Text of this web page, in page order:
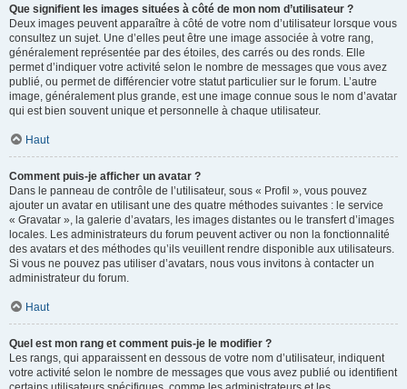
Que signifient les images situées à côté de mon nom d’utilisateur ?
Deux images peuvent apparaître à côté de votre nom d’utilisateur lorsque vous
consultez un sujet. Une d’elles peut être une image associée à votre rang,
généralement représentée par des étoiles, des carrés ou des ronds. Elle
permet d’indiquer votre activité selon le nombre de messages que vous avez
publié, ou permet de différencier votre statut particulier sur le forum. L’autre
image, généralement plus grande, est une image connue sous le nom d’avatar
qui est bien souvent unique et personnelle à chaque utilisateur.
Haut
Comment puis-je afficher un avatar ?
Dans le panneau de contrôle de l’utilisateur, sous « Profil », vous pouvez
ajouter un avatar en utilisant une des quatre méthodes suivantes : le service
« Gravatar », la galerie d’avatars, les images distantes ou le transfert d’images
locales. Les administrateurs du forum peuvent activer ou non la fonctionnalité
des avatars et des méthodes qu’ils veuillent rendre disponible aux utilisateurs.
Si vous ne pouvez pas utiliser d’avatars, nous vous invitons à contacter un
administrateur du forum.
Haut
Quel est mon rang et comment puis-je le modifier ?
Les rangs, qui apparaissent en dessous de votre nom d’utilisateur, indiquent
votre activité selon le nombre de messages que vous avez publié ou identifient